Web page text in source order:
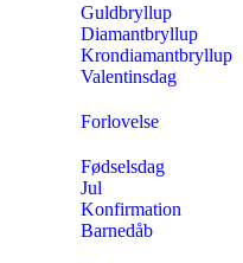
Guldbryllup
Diamantbryllup
Krondiamantbryllup
Valentinsdag
Forlovelse
Fødselsdag
Jul
Konfirmation
Barnedåb